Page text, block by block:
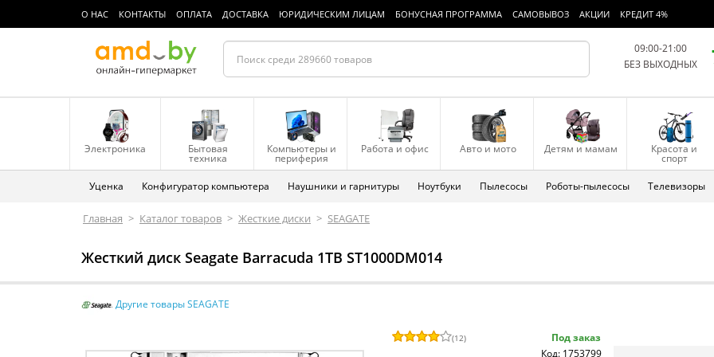
О НАС КОНТАКТЫ ОПЛАТА ДОСТАВКА ЮРИДИЧЕСКИМ ЛИЦАМ БОНУСНАЯ ПРОГРАММА САМОВЫВОЗ АКЦИИ КРЕДИТ 4%
09:00-21:00
БЕЗ ВЫХОДНЫХ
Электроника Бытовая
техника
Компьютеры и
периферия
Работа и офис Авто и мото Детям и мамам Красота и
спорт
Уценка Конфигуратор компьютера Наушники и гарнитуры Ноутбуки Пылесосы Роботы-пылесосы Телевизоры
Главная > Каталог товаров > Жесткие диски > SEAGATE
Жесткий диск Seagate Barracuda 1TB ST1000DM014
Другие товары SEAGATE
(12)
Под заказ
Код: 1753799